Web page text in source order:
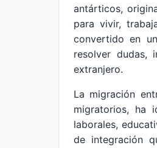
antárticos,
para vivir,
convertido en
resolver dudas,
extranjero.
La migración
migratorios, ha
laborales,
de integración